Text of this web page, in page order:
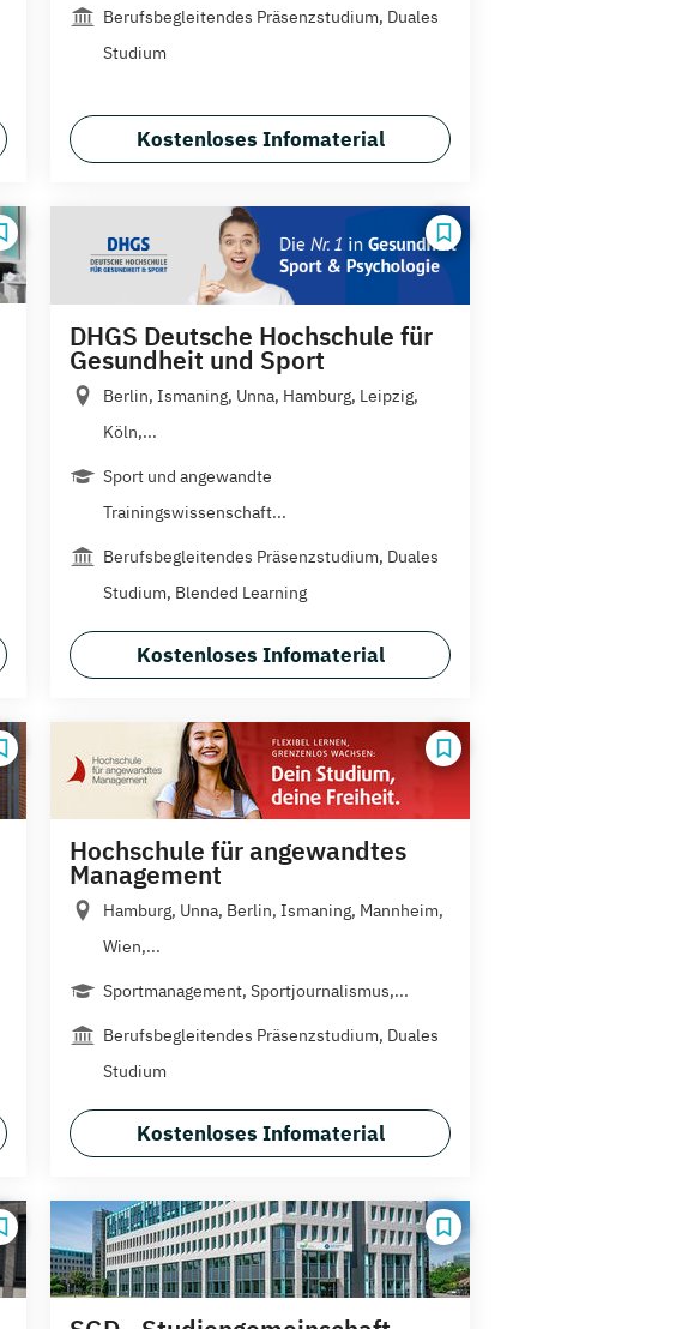
Berufsbegleitendes Präsenzstudium, Duales
Studium
Kostenloses Infomaterial
DHGS Deutsche Hochschule für
Gesundheit und Sport
Berlin, Ismaning, Unna, Hamburg, Leipzig,
Köln,...
Sport und angewandte
Trainingswissenschaft...
Berufsbegleitendes Präsenzstudium, Duales
Studium, Blended Learning
Kostenloses Infomaterial
Hochschule für angewandtes
Management
Hamburg, Unna, Berlin, Ismaning, Mannheim,
Wien,...
Sportmanagement, Sportjournalismus,...
Berufsbegleitendes Präsenzstudium, Duales
Studium
Kostenloses Infomaterial